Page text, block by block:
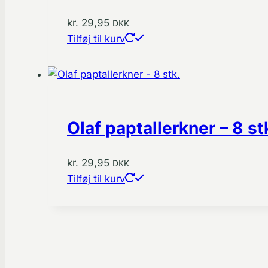
kr. 29,95 DKK
Tilføj til kurv
Olaf paptallerkner – 8
kr. 29,95 DKK
Tilføj til kurv